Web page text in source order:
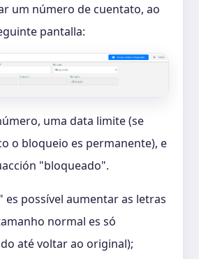
um número de cuentato, ao
pantalla:
uma data limite (se
o bloqueio es permanente), e
"bloqueado".
es possível aumentar as letras
normal es só
até voltar ao original);